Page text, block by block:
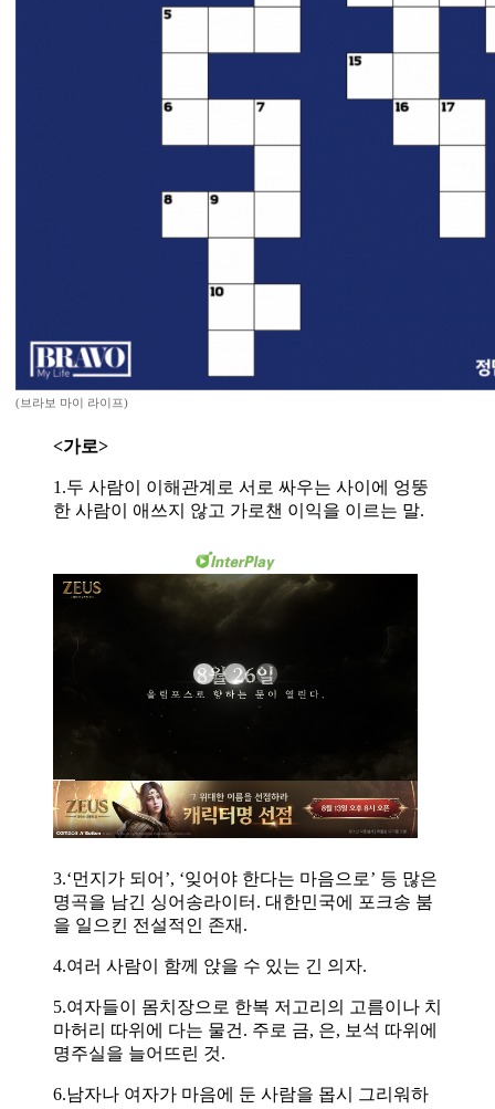
(브라보 마이 라이프)
<가로>
1.두 사람이 이해관계로 서로 싸우는 사이에 엉뚱
한 사람이 애쓰지 않고 가로챈 이익을 이르는 말.
3.‘먼지가 되어’, ‘잊어야 한다는 마음으로’ 등 많은
명곡을 남긴 싱어송라이터. 대한민국에 포크송 붐
을 일으킨 전설적인 존재.
4.여러 사람이 함께 앉을 수 있는 긴 의자.
5.여자들이 몸치장으로 한복 저고리의 고름이나 치
마허리 따위에 다는 물건. 주로 금, 은, 보석 따위에
명주실을 늘어뜨린 것.
6.남자나 여자가 마음에 둔 사람을 몹시 그리워하